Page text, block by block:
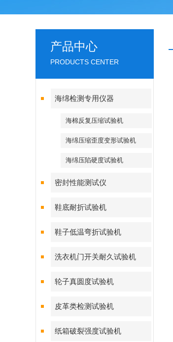
产品中心
PRODUCTS CENTER
海绵检测专用仪器
海棉反复压缩试验机
海绵压缩歪度变形试验机
海绵压陷硬度试验机
密封性能测试仪
鞋底耐折试验机
鞋子低温弯折试验机
洗衣机门开关耐久试验机
轮子真圆度试验机
皮革类检测试验机
纸箱破裂强度试验机